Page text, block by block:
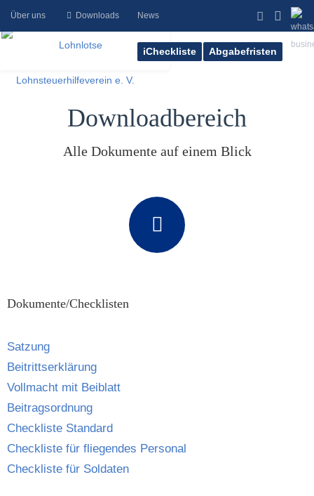
Abgabefristen
iCheckliste
Über uns Downloads News
Downloadbereich
Alle Dokumente auf einem Blick
Dokumente/Checklisten
Satzung
Beitrittserklärung
Vollmacht mit Beiblatt
Beitragsordnung
Checkliste Standard
Checkliste für fliegendes Personal
Checkliste für Soldaten